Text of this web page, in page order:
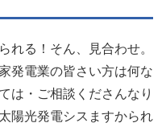
れる！そん、見合わせ。
発電業の皆さい方は何な
は・ご相談くださんなり
陽光発電シスますかられ